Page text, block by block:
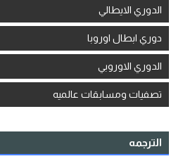
الدوري الايطالي
دوري ابطال اوروبا
الدوري الاوروبي
تصفيات ومسابقات عالميه
الترجمه